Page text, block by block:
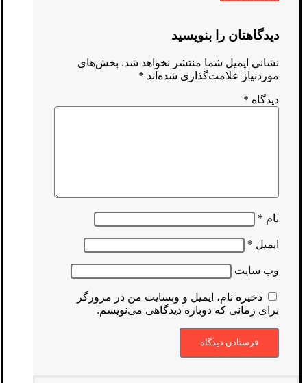
دیدگاهتان را بنویسید
نشانی ایمیل شما منتشر نخواهد شد. بخش‌های
موردنیاز علامت‌گذاری شده‌اند *
دیدگاه *
نام *
ایمیل *
وب‌ سایت
ذخیره نام، ایمیل و وبسایت من در مرورگر
برای زمانی که دوباره دیدگاهی می‌نویسم.